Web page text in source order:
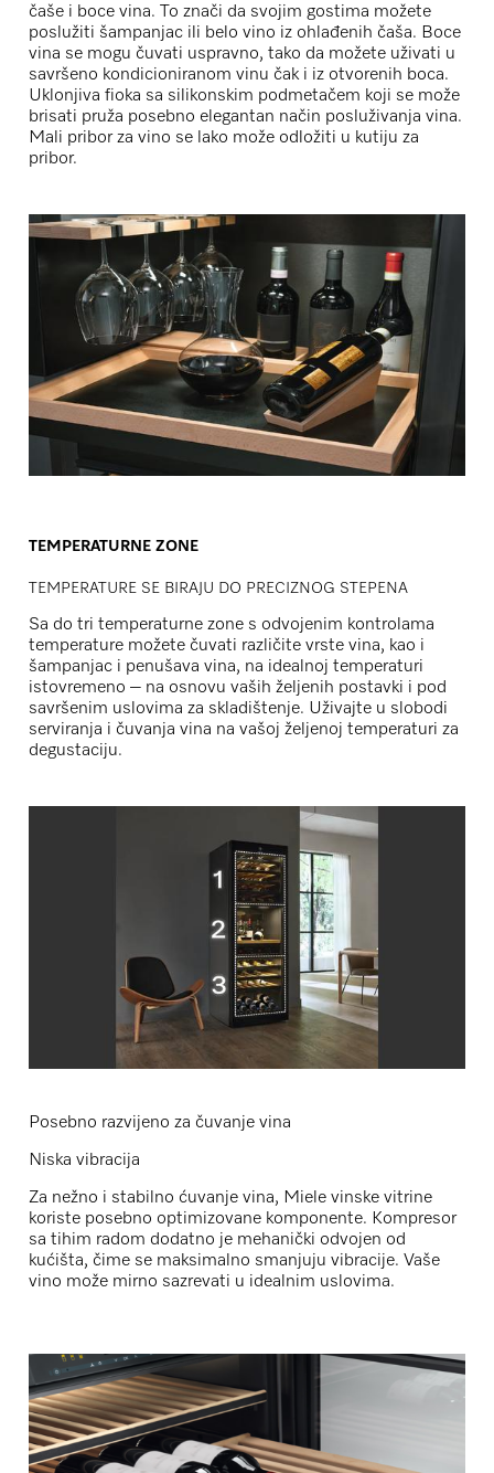
čaše i boce vina. To znači da svojim gostima možete
poslužiti šampanjac ili belo vino iz ohlađenih čaša. Boce
vina se mogu čuvati uspravno, tako da možete uživati u
savršeno kondicioniranom vinu čak i iz otvorenih boca.
Uklonjiva fioka sa silikonskim podmetačem koji se može
brisati pruža posebno elegantan način posluživanja vina.
Mali pribor za vino se lako može odložiti u kutiju za
pribor.
TEMPERATURNE ZONE
TEMPERATURE SE BIRAJU DO PRECIZNOG STEPENA
Sa do tri temperaturne zone s odvojenim kontrolama
temperature možete čuvati različite vrste vina, kao i
šampanjac i penušava vina, na idealnoj temperaturi
istovremeno – na osnovu vaših željenih postavki i pod
savršenim uslovima za skladištenje. Uživajte u slobodi
serviranja i čuvanja vina na vašoj željenoj temperaturi za
degustaciju.
Posebno razvijeno za čuvanje vina
Niska vibracija
Za nežno i stabilno ćuvanje vina, Miele vinske vitrine
koriste posebno optimizovane komponente. Kompresor
sa tihim radom dodatno je mehanički odvojen od
kućišta, čime se maksimalno smanjuju vibracije. Vaše
vino može mirno sazrevati u idealnim uslovima.